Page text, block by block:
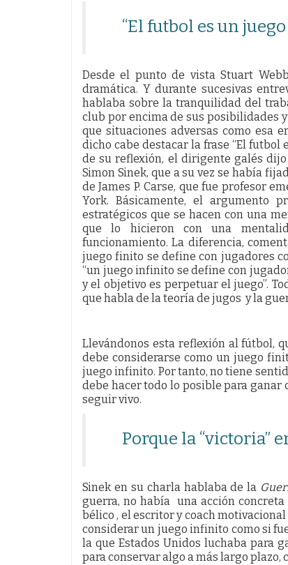
“El futbol es un
Desde el punto de vista Stuart
dramática. Y durante sucesivas
hablaba sobre la tranquilidad del
club por encima de sus posibilidades
que situaciones adversas como esa
dicho cabe destacar la frase “El
de su reflexión, el dirigente galés
Simon Sinek, que a su vez se había
de James P. Carse, que fue profesor
York. Básicamente, el argumento
estratégicos que se hacen con una
que lo hicieron con una
funcionamiento. La diferencia,
juego finito se define con jugadores
“un juego infinito se define con
y el objetivo es perpetuar el juego”.
que habla de la teoría de jugos y la
Llevándonos esta reflexión al fútbol,
debe considerarse como un juego
juego infinito. Por tanto, no tiene
debe hacer todo lo posible para ganar
seguir vivo.
Porque la “victoria”
Sinek en su charla hablaba de la
guerra, no había una acción
bélico , el escritor y coach
considerar un juego infinito como si
la que Estados Unidos luchaba para
para conservar algo a más largo plazo,